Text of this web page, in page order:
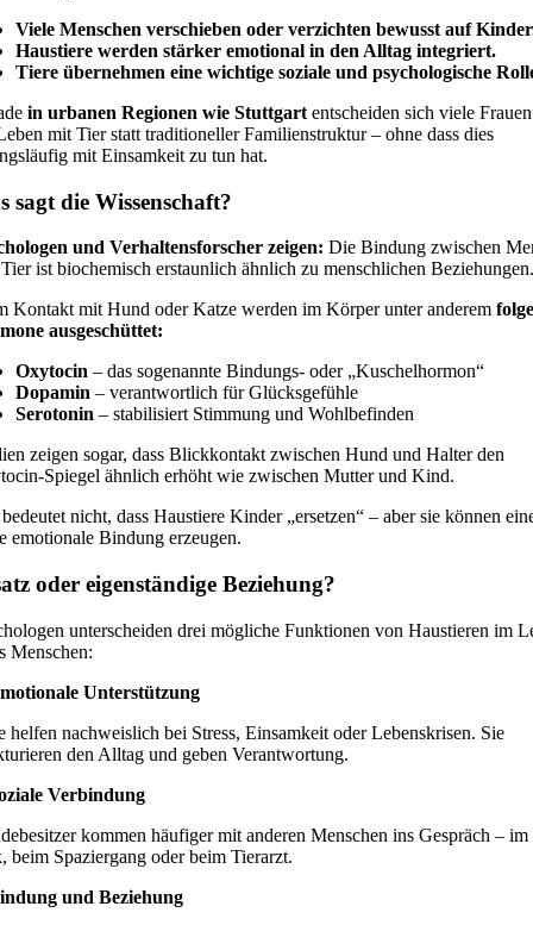
Viele Menschen verschieben oder verzichten bewusst auf
Haustiere werden stärker emotional in den Alltag integriert.
Tiere übernehmen eine wichtige soziale und psychologische
in urbanen Regionen wie Stuttgart entscheiden sich viele
mit Tier statt traditioneller Familienstruktur – ohne dass dies
mit Einsamkeit zu tun hat.
sagt die Wissenschaft?
und Verhaltensforscher zeigen: Die Bindung zwischen
ist biochemisch erstaunlich ähnlich zu menschlichen Beziehungen.
Kontakt mit Hund oder Katze werden im Körper unter anderem
ausgeschüttet:
Oxytocin – das sogenannte Bindungs- oder „Kuschelhormon“
Dopamin – verantwortlich für Glücksgefühle
Serotonin – stabilisiert Stimmung und Wohlbefinden
zeigen sogar, dass Blickkontakt zwischen Hund und Halter den
Spiegel ähnlich erhöht wie zwischen Mutter und Kind.
nicht, dass Haustiere Kinder „ersetzen“ – aber sie können
emotionale Bindung erzeugen.
oder eigenständige Beziehung?
unterscheiden drei mögliche Funktionen von Haustieren im
Menschen:
Unterstützung
helfen nachweislich bei Stress, Einsamkeit oder Lebenskrisen. Sie
den Alltag und geben Verantwortung.
Verbindung
kommen häufiger mit anderen Menschen ins Gespräch – im
beim Spaziergang oder beim Tierarzt.
und Beziehung